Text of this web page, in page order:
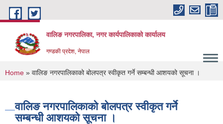
Skip to main content
वालिङ नगरपालिका, नगर कार्यपालिकाको कार्यालय
गण्डकी प्रदेश, नेपाल
You are here
Home » वालिङ नगरपालिकाको बोलपत्र स्वीकृत गर्ने सम्बन्धी आशयको सूचना ।
वालिङ नगरपालिकाको बोलपत्र स्वीकृत गर्ने
सम्बन्धी आशयको सूचना ।